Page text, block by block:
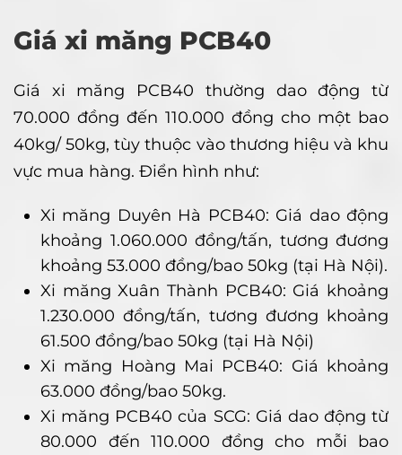
Giá xi măng PCB40
Giá xi măng PCB40 thường dao động từ
70.000 đồng đến 110.000 đồng cho một bao
40kg/ 50kg, tùy thuộc vào thương hiệu và khu
vực mua hàng. Điển hình như:
Xi măng Duyên Hà PCB40: Giá dao động
khoảng 1.060.000 đồng/tấn, tương đương
khoảng 53.000 đồng/bao 50kg (tại Hà Nội).
Xi măng Xuân Thành PCB40: Giá khoảng
1.230.000 đồng/tấn, tương đương khoảng
61.500 đồng/bao 50kg (tại Hà Nội)
Xi măng Hoàng Mai PCB40: Giá khoảng
63.000 đồng/bao 50kg.
Xi măng PCB40 của SCG: Giá dao động từ
80.000 đến 110.000 đồng cho mỗi bao